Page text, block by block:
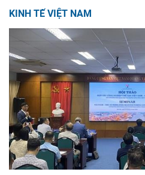
KINH TẾ VIỆT NAM